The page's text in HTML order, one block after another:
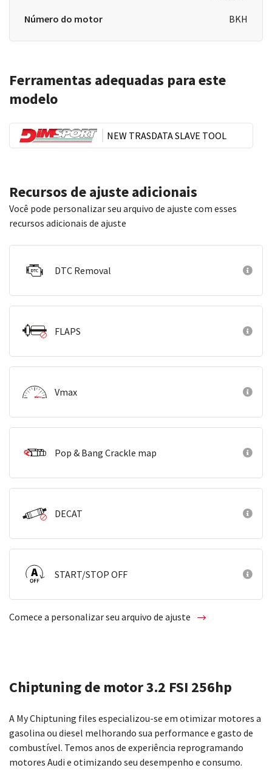
Número do motor
BKH
Ferramentas adequadas para este
modelo
NEW TRASDATA SLAVE TOOL
Recursos de ajuste adicionais
Você pode personalizar seu arquivo de ajuste com esses
recursos adicionais de ajuste
DTC Removal
FLAPS
Vmax
Pop & Bang Crackle map
DECAT
START/STOP OFF
Comece a personalizar seu arquivo de ajuste
Chiptuning de motor 3.2 FSI 256hp
A My Chiptuning files especializou-se em otimizar motores a
gasolina ou diesel melhorando sua performance e gasto de
combustível. Temos anos de experiência reprogramando
motores Audi e otimizando seu desempenho e consumo.